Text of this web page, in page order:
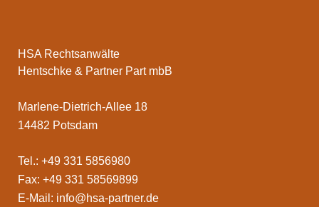
HSA Rechtsanwälte
Hentschke & Partner Part mbB
Marlene-Dietrich-Allee 18
14482 Potsdam
Tel.: +49 331 5856980
Fax: +49 331 58569899
E-Mail: info@hsa-partner.de